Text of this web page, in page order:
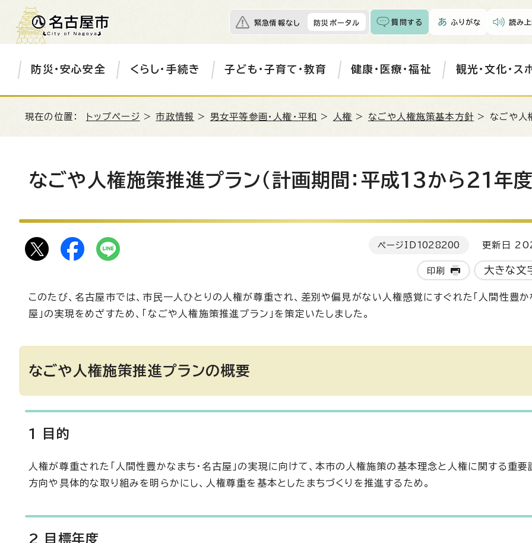
緊急情報なし 防災ポータル 質問する ふりがな 読み
防災・安心安全 くらし・手続き 子ども・子育て・教育 健康・医療・福祉 観光・文化・ス
現在の位置： トップページ >市政情報 > 男女平等参画・人権・平和 > 人権 > なごや人権施策基本方針 > なごや人
なごや人権施策推進プラン（計画期間：平成13から21年度
ページID 1028200 更新日
印刷 大きな文
このたび、名古屋市では、市民一人ひとりの人権が尊重され、差別や偏見がない人権感覚にすぐれた「人間性豊か
屋」の実現をめざすため、「なごや人権施策推進プラン」を策定いたしました。
なごや人権施策推進プランの概要
1 目的
人権が尊重された「人間性豊かなまち・名古屋」の実現に向けて、本市の人権施策の基本理念と人権に関する重要
方向や具体的な取り組みを明らかにし、人権尊重を基本としたまちづくりを推進するため。
2 目標年度